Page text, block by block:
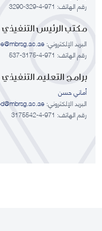
رقم الهاتف: 971-4-329-3290
مكتب الرئيس التنفيذي
البريد الإلكتروني:
رقم الهاتف: 971-4-3175-537
برامج التعليم التنفيذي
أماني حسن
البريد الإلكتروني:
رقم الهاتف: 971-4-3175542